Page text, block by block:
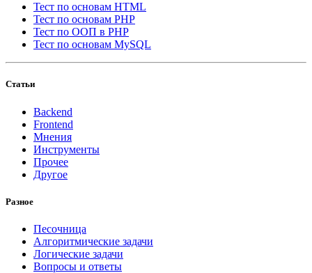
Тест по основам HTML
Тест по основам PHP
Тест по ООП в PHP
Тест по основам MySQL
Статьи
Backend
Frontend
Мнения
Инструменты
Прочее
Другое
Разное
Песочница
Алгоритмические задачи
Логические задачи
Вопросы и ответы